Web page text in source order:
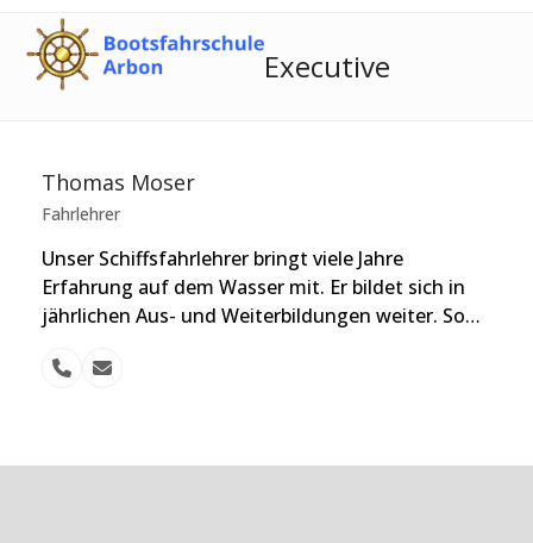
content
Open
mobile
menu
Close
mobile
menu
Executive
Thomas Moser
Fahrlehrer
Unser Schiffsfahrlehrer bringt viele Jahre
Erfahrung auf dem Wasser mit. Er bildet sich in
jährlichen Aus- und Weiterbildungen weiter. So…
Telefon
E-